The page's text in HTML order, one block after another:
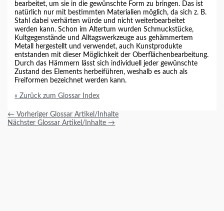
bearbeitet, um sie in die gewünschte Form zu bringen. Das ist
natürlich nur mit bestimmten Materialien möglich, da sich z. B.
Stahl dabei verhärten würde und nicht weiterbearbeitet
werden kann. Schon im Altertum wurden Schmuckstücke,
Kultgegenstände und Alltagswerkzeuge aus gehämmertem
Metall hergestellt und verwendet, auch Kunstprodukte
entstanden mit dieser Möglichkeit der Oberflächenbearbeitung.
Durch das Hämmern lässt sich individuell jeder gewünschte
Zustand des Elements herbeiführen, weshalb es auch als
Freiformen bezeichnet werden kann.
« Zurück zum Glossar Index
← Vorheriger Glossar Artikel/Inhalte
Nächster Glossar Artikel/Inhalte→